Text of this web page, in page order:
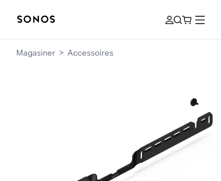
Magasiner > Accessoires